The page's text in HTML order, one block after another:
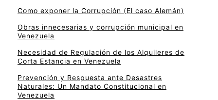
Como exponer la Corrupción (El caso Alemán)
Obras innecesarias y corrupción municipal en
Venezuela
Necesidad de Regulación de los Alquileres de
Corta Estancia en Venezuela
Prevención y Respuesta ante Desastres
Naturales: Un Mandato Constitucional en
Venezuela